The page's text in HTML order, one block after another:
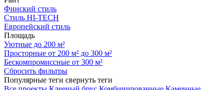
Финский стиль
Стиль HI-TECH
Европейский стиль
Площадь
Уютные до 200 м²
Просторные от 200 м² до 300 м²
Бескомпромиссные от 300 м²
Сбросить фильтры
Популярные теги свернуть теги